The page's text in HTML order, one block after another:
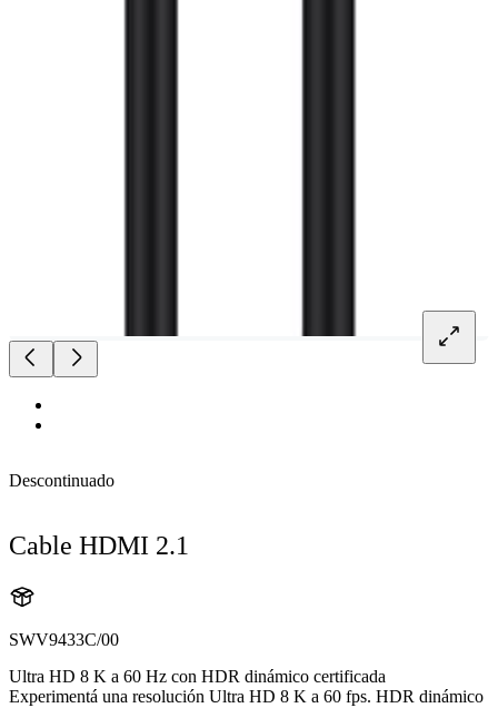
Descontinuado
Cable HDMI 2.1
SWV9433C/00
Ultra HD 8 K a 60 Hz con HDR dinámico certificada
Experimentá una resolución Ultra HD 8 K a 60 fps. HDR dinámico